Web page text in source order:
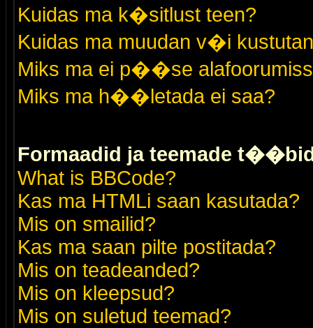
Kuidas ma k�sitlust teen?
Kuidas ma muudan v�i
Miks ma ei p��se
Miks ma h��letada ei saa?
Formaadid ja teemade
What is BBCode?
Kas ma HTMLi saan kasutada?
Mis on smailid?
Kas ma saan pilte postitada?
Mis on teadeanded?
Mis on kleepsud?
Mis on suletud teemad?